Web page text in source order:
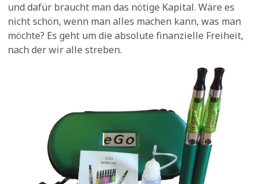
und dafür braucht man das nötige Kapital. Wäre es
nicht schön, wenn man alles machen kann, was man
möchte? Es geht um die absolute finanzielle Freiheit,
nach der wir alle streben.